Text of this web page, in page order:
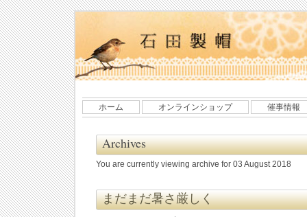
ホーム オンラインショップ 催事情報
Archives
You are currently viewing archive for 03 August 2018
まだまだ暑さ厳しく